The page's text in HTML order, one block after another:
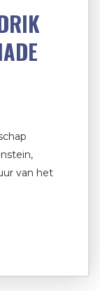
van het